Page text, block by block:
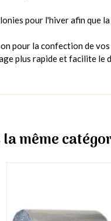
pour l'hiver afin que
pour la confection de vos
plus rapide et facilite le
même